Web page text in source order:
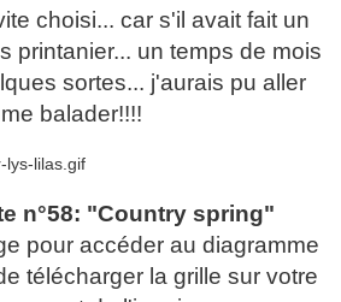
choisi... car s'il avait fait un
printanier... un temps de mois
sortes... j'aurais pu aller
me balader!!!!
n°58: "Country spring"
pour accéder au diagramme
télécharger la grille sur votre